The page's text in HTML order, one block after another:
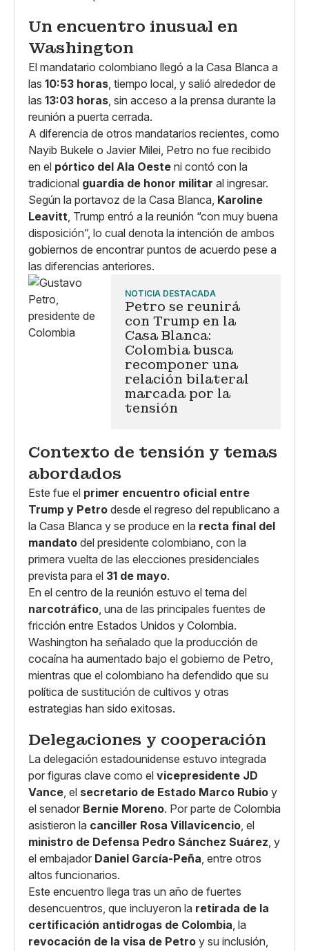
Un encuentro inusual en
Washington
El mandatario colombiano llegó a la Casa Blanca a
las 10:53 horas , tiempo local, y salió alrededor de
las 13:03 horas , sin acceso a la prensa durante la
reunión a puerta cerrada.
A diferencia de otros mandatarios recientes, como
Nayib Bukele o Javier Milei, Petro no fue recibido
en el pórtico del Ala Oeste ni contó con la
tradicional guardia de honor militar al ingresar.
Según la portavoz de la Casa Blanca, Karoline
Leavitt , Trump entró a la reunión “con muy buena
disposición”, lo cual denota la intención de ambos
gobiernos de encontrar puntos de acuerdo pese a
las diferencias anteriores.
NOTICIA DESTACADA
Petro se reunirá
con Trump en la
Casa Blanca:
Colombia busca
recomponer una
relación bilateral
marcada por la
tensión
Contexto de tensión y temas
abordados
Este fue el primer encuentro oficial entre
Trump y Petro desde el regreso del republicano a
la Casa Blanca y se produce en la recta final del
mandato del presidente colombiano, con la
primera vuelta de las elecciones presidenciales
prevista para el 31 de mayo.
En el centro de la reunión estuvo el tema del
narcotráfico , una de las principales fuentes de
fricción entre Estados Unidos y Colombia.
Washington ha señalado que la producción de
cocaína ha aumentado bajo el gobierno de Petro,
mientras que el colombiano ha defendido que su
política de sustitución de cultivos y otras
estrategias han sido exitosas.
Delegaciones y cooperación
La delegación estadounidense estuvo integrada
por figuras clave como el vicepresidente JD
Vance , el secretario de Estado Marco Rubio y
el senador Bernie Moreno. Por parte de Colombia
asistieron la canciller Rosa Villavicencio , el
ministro de Defensa Pedro Sánchez Suárez , y
el embajador Daniel García-Peña , entre otros
altos funcionarios.
Este encuentro llega tras un año de fuertes
desencuentros, que incluyeron la retirada de la
certificación antidrogas de Colombia , la
revocación de la visa de Petro y su inclusión,